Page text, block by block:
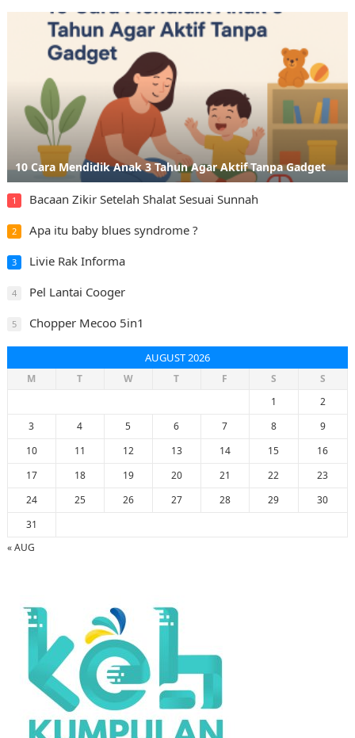
10 Cara Mendidik Anak 3 Tahun Agar Aktif Tanpa Gadget
1 Bacaan Zikir Setelah Shalat Sesuai Sunnah
2 Apa itu baby blues syndrome ?
3 Livie Rak Informa
4 Pel Lantai Cooger
5 Chopper Mecoo 5in1
AUGUST 2026
M T W T F S
S
1
2
3
4 5 6 7 8
9
10
11 12 13 14 15
16
17
18 19 20 21 22
23
24
25 26 27 28 29
30
31
« AUG